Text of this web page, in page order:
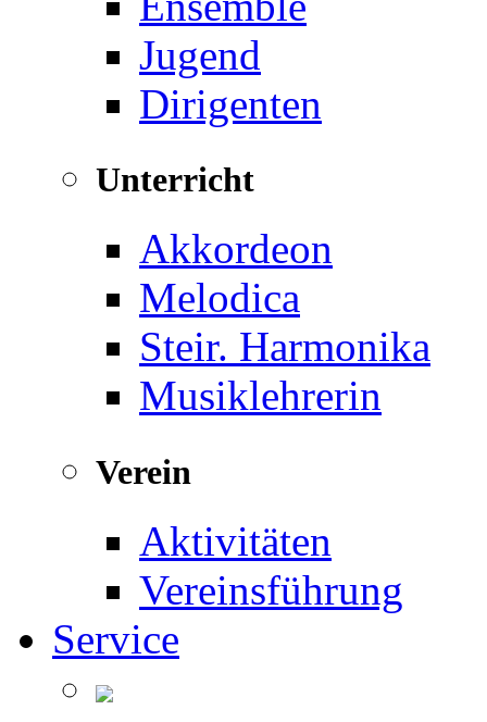
Jugend
Dirigenten
Unterricht
Akkordeon
Melodica
Steir. Harmonika
Musiklehrerin
Verein
Aktivitäten
Vereinsführung
Service